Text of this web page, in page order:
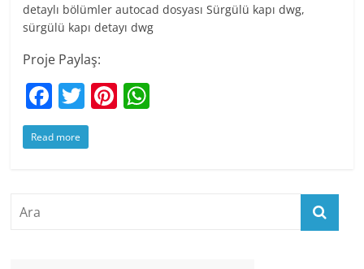
detaylı bölümler autocad dosyası Sürgülü kapı dwg,
sürgülü kapı detayı dwg
Proje Paylaş:
F
a
c
T
w
itt
Pi
Read more